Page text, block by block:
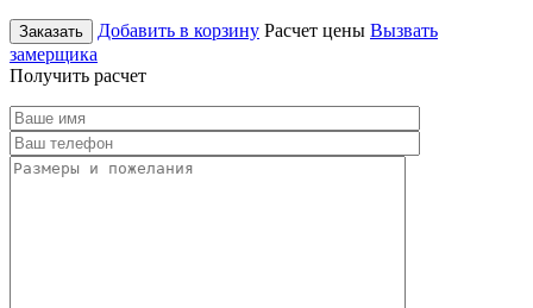
Заказать Добавить в корзину Расчет цены Вызвать
замерщика
Получить расчет